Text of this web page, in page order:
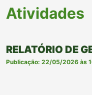
Atividades
RELATÓRIO DE
Publicação: 22/05/2026 às